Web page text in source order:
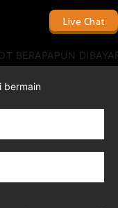
Live Chat
BERAPAPUN
bermain